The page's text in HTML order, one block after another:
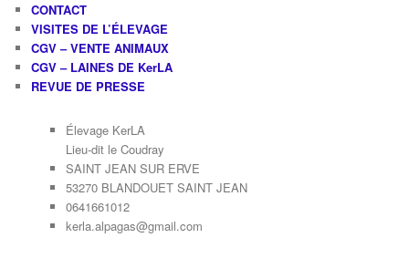
CONTACT
VISITES DE L’ÉLEVAGE
CGV – VENTE ANIMAUX
CGV – LAINES DE KerLA
REVUE DE PRESSE
Élevage KerLA
Lieu-dit le Coudray
SAINT JEAN SUR ERVE
53270 BLANDOUET SAINT JEAN
0641661012
kerla.alpagas@gmail.com